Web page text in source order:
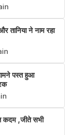
ने नाम रहा
पस्त हुआ
कदम ,जीते सभी